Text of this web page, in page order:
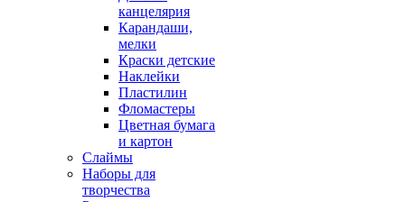
канцелярия
Карандаши,
мелки
Краски детские
Наклейки
Пластилин
Фломастеры
Цветная бумага
и картон
Слаймы
Наборы для
творчества